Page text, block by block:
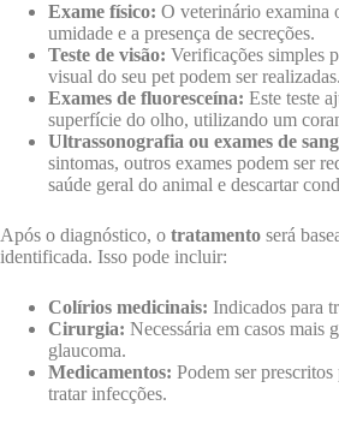
Exame físico: O veterinário examina
umidade e a presença de secreções.
Teste de visão: Verificações simples
visual do seu pet podem ser realizadas.
Exames de fluoresceína: Este teste
superfície do olho, utilizando um
Ultrassonografia ou exames de
sintomas, outros exames podem ser
saúde geral do animal e descartar
Após o diagnóstico, o tratamento será
identificada. Isso pode incluir:
Colírios medicinais: Indicados para
Cirurgia: Necessária em casos mais
glaucoma.
Medicamentos: Podem ser
tratar infecções.